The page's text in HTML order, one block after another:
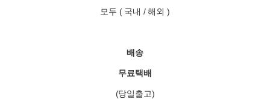
모두 ( 국내 / 해외 )
배송
무료택배
(당일출고)